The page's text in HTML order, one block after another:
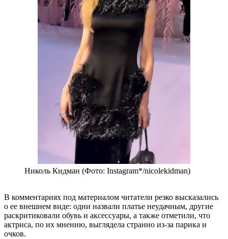
Николь Кидман (Фото: Instagram*/nicolekidman)
В комментариях под материалом читатели резко высказались
о ее внешнем виде: одни назвали платье неудачным, другие
раскритиковали обувь и аксессуары, а также отметили, что
актриса, по их мнению, выглядела странно из-за парика и
очков.